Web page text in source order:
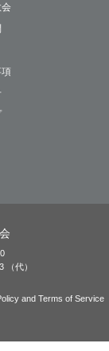
会
（代）
and Terms of Service